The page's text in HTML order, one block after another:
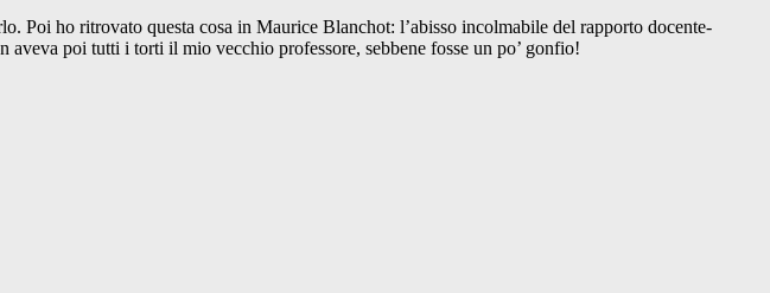
Poi ho ritrovato questa cosa in Maurice Blanchot: l’abisso incolmabile del rapporto docente-
aveva poi tutti i torti il mio vecchio professore, sebbene fosse un po’ gonfio!